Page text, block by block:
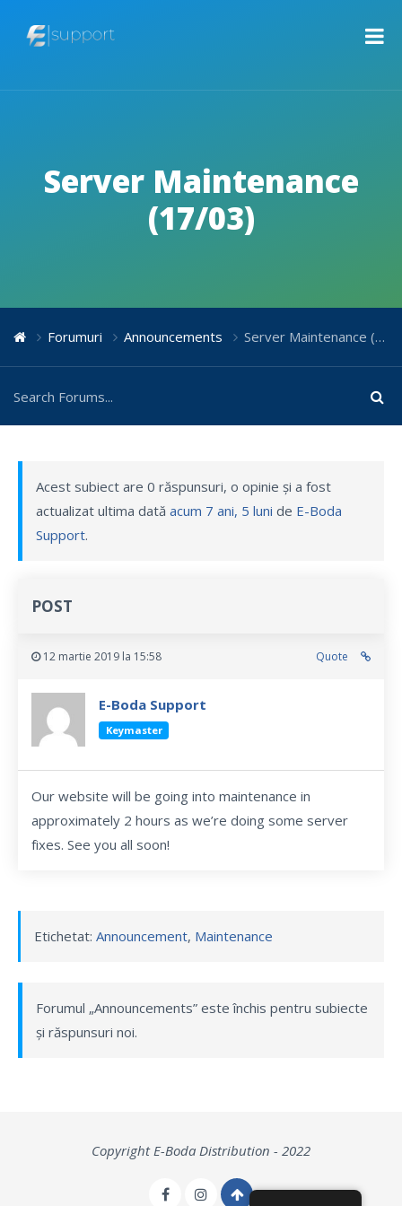
Server Maintenance
(17/03)
Forumuri Announcements Server Maintenance (17/03)
Acest subiect are 0 răspunsuri, o opinie și a fost
actualizat ultima dată acum 7 ani, 5 luni de E-Boda
Support.
POST
12 martie 2019 la 15:58 Quote
E-Boda Support
Keymaster
Our website will be going into maintenance in
approximately 2 hours as we’re doing some server
fixes. See you all soon!
Etichetat: Announcement, Maintenance
Forumul „Announcements” este închis pentru subiecte
și răspunsuri noi.
Copyright E-Boda Distribution - 2022